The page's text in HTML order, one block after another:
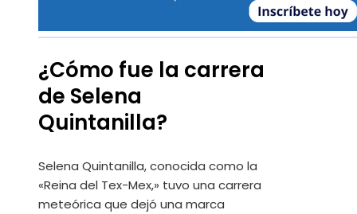
¿Cómo fue la carrera
de Selena
Quintanilla?
Selena Quintanilla, conocida como la
«Reina del Tex-Mex,» tuvo una carrera
meteórica que dejó una marca